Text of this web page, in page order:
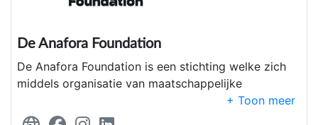
De Anafora Foundation
De Anafora Foundation is een stichting welke zich
middels organisatie van maatschappelijke
activiteiten en begeleiding van bewonersinitiatieven
inzet voor een verbonden stadsdeel Leidsche Rijn.